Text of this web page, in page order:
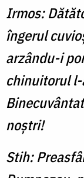
Irmos:
îngerul
arzându-i
chinuitorul
noştri!
Stih: